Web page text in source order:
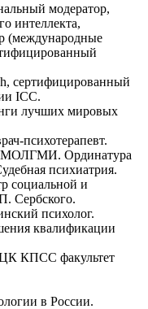
модератор,
интеллекта,
(международные
сертифицированный
ICC.
лучших мировых
психотерапевт.
МОЛГМИ. Ординатура
психиатрия.
социальной и
Сербского.
психолог.
квалификации
ЦК КПСС факультет
в России.